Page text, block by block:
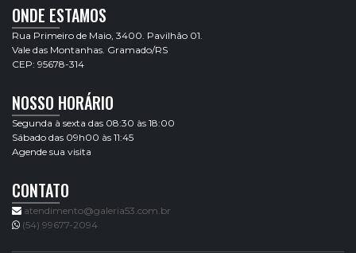
ONDE ESTAMOS
Rua Primeiro de Maio, 3400. Pavilhão 01.
Vale das Montanhas. Gramado/RS
CEP: 95678-314
NOSSO HORÁRIO
Segunda à sexta das 08:30 às 18:00
Sábado das 09h00 às 11:45
Agende sua visita
CONTATO
atendimento@galeria53.com.br
(54) 99677-2094